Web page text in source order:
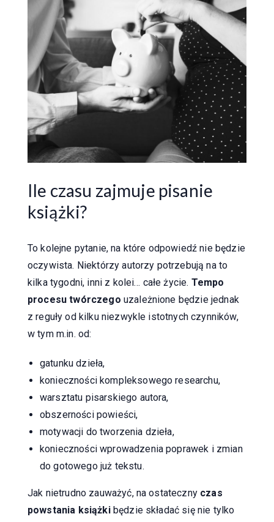
Ile czasu zajmuje pisanie
książki?
To kolejne pytanie, na które odpowiedź nie będzie
oczywista. Niektórzy autorzy potrzebują na to
kilka tygodni, inni z kolei… całe życie. Tempo
procesu twórczego uzależnione będzie jednak
z reguły od kilku niezwykle istotnych czynników,
w tym m.in. od:
gatunku dzieła,
konieczności kompleksowego researchu,
warsztatu pisarskiego autora,
obszerności powieści,
motywacji do tworzenia dzieła,
konieczności wprowadzenia poprawek i zmian
do gotowego już tekstu.
Jak nietrudno zauważyć, na ostateczny czas
powstania książki będzie składać się nie tylko